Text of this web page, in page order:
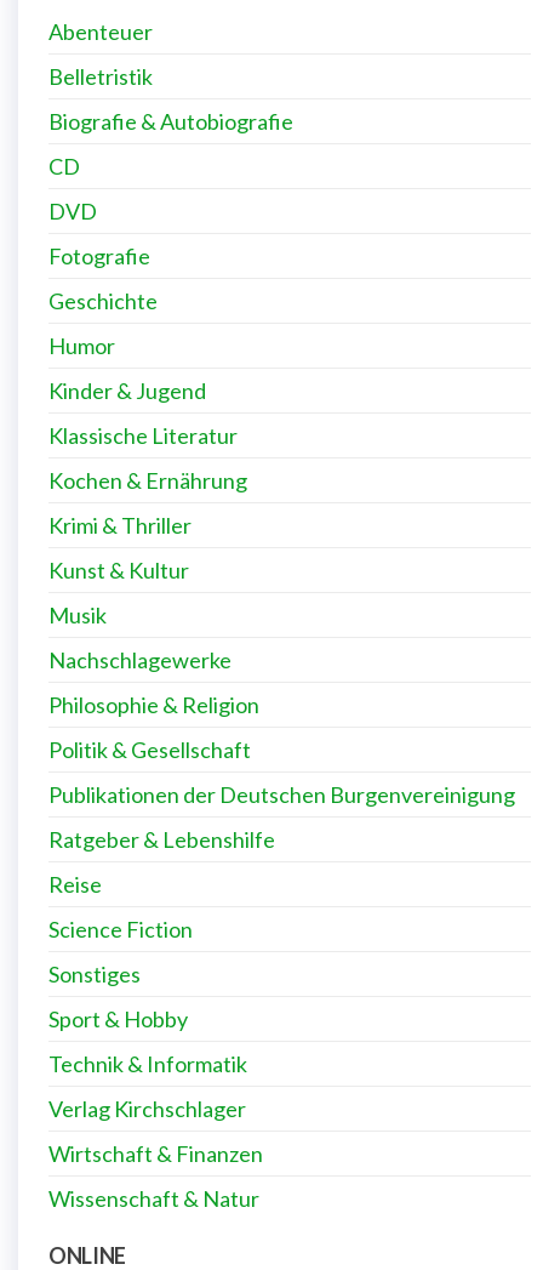
Abenteuer
Belletristik
Biografie & Autobiografie
CD
DVD
Fotografie
Geschichte
Humor
Kinder & Jugend
Klassische Literatur
Kochen & Ernährung
Krimi & Thriller
Kunst & Kultur
Musik
Nachschlagewerke
Philosophie & Religion
Politik & Gesellschaft
Publikationen der Deutschen Burgenvereinigung
Ratgeber & Lebenshilfe
Reise
Science Fiction
Sonstiges
Sport & Hobby
Technik & Informatik
Verlag Kirchschlager
Wirtschaft & Finanzen
Wissenschaft & Natur
ONLINE